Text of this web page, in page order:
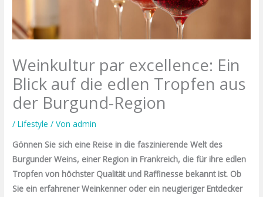
Weinkultur par excellence: Ein
Blick auf die edlen Tropfen aus
der Burgund-Region
/Lifestyle / Vonadmin
Gönnen Sie sich eine Reise in die faszinierende Welt des
Burgunder Weins, einer Region in Frankreich, die für ihre edlen
Tropfen von höchster Qualität und Raffinesse bekannt ist. Ob
Sie ein erfahrener Weinkenner oder ein neugieriger Entdecker